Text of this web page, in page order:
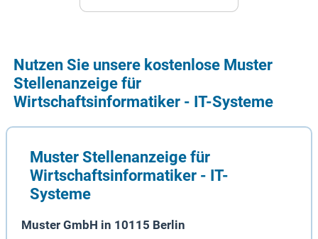
Nutzen Sie unsere kostenlose Muster
Stellenanzeige für
Wirtschaftsinformatiker - IT-Systeme
Muster Stellenanzeige für
Wirtschaftsinformatiker - IT-
Systeme
Muster GmbH in 10115 Berlin